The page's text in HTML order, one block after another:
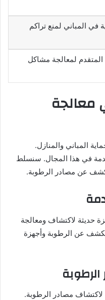
في المباني لمنع تراكم
المتقدم لمعالجة مشاكل
معالجة
المباني والمنازل.
في هذا المجال. سنسلط
عن مصادر الرطوبة.
حديثة لاكتشاف ومعالجة
عن الرطوبة وأجهزة
مصادر الرطوبة.